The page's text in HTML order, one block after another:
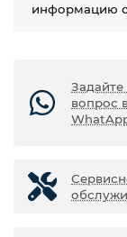
информацию о
вопрос